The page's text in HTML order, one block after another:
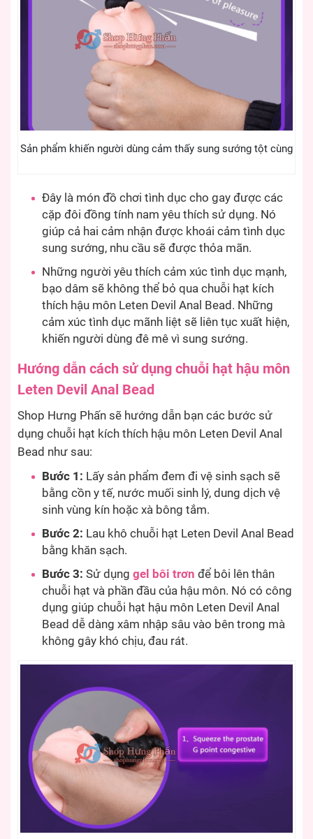
Sản phẩm khiến người dùng cảm thấy sung sướng tột cùng
Đây là món đồ chơi tình dục cho gay được các
cặp đôi đồng tính nam yêu thích sử dụng. Nó
giúp cả hai cảm nhận được khoái cảm tình dục
sung sướng, nhu cầu sẽ được thỏa mãn.
Những người yêu thích cảm xúc tình dục mạnh,
bạo dâm sẽ không thể bỏ qua chuỗi hạt kích
thích hậu môn Leten Devil Anal Bead. Những
cảm xúc tình dục mãnh liệt sẽ liên tục xuất hiện,
khiến người dùng đê mê vì sung sướng.
Hướng dẫn cách sử dụng chuỗi hạt hậu môn
Leten Devil Anal Bead
Shop Hưng Phấn sẽ hướng dẫn bạn các bước sử
dụng chuỗi hạt kích thích hậu môn Leten Devil Anal
Bead như sau:
Bước 1: Lấy sản phẩm đem đi vệ sinh sạch sẽ
bằng cồn y tế, nước muối sinh lý, dung dịch vệ
sinh vùng kín hoặc xà bông tắm.
Bước 2: Lau khô chuỗi hạt Leten Devil Anal Bead
bằng khăn sạch.
Bước 3: Sử dụng gel bôi trơn để bôi lên thân
chuỗi hạt và phần đầu của hậu môn. Nó có công
dụng giúp chuỗi hạt hậu môn Leten Devil Anal
Bead dễ dàng xâm nhập sâu vào bên trong mà
không gây khó chịu, đau rát.